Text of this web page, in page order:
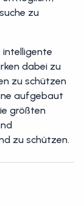
zu
dabei zu
zu schützen
aufgebaut
größten
zu schützen.